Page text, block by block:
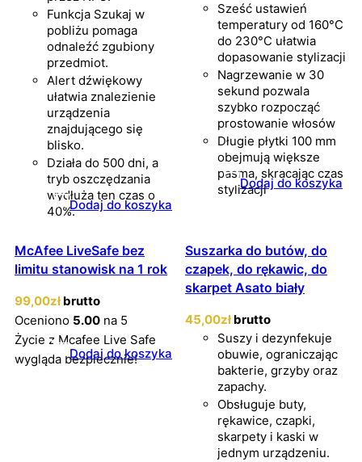
Funkcja Szukaj w
pobliżu pomaga
odnaleźć zgubiony
przedmiot.
Alert dźwiękowy
ułatwia znalezienie
urządzenia
znajdującego się
blisko.
Działa do 500 dni, a
tryb oszczędzania
wydłuża ten czas o
40%.Dodaj do koszyka
Sześć ustawień
temperatury od 160°C
do 230°C ułatwia
dopasowanie stylizacji
Nagrzewanie w 30
sekund pozwala
szybko rozpocząć
prostowanie włosów
Długie płytki 100 mm
obejmują większe
pasma, skracając czas
stylizacjiDodaj do koszyka
McAfee LiveSafe bez
limitu stanowisk na 1 rok
99,00zł brutto
Oceniono 5.00 na 5
Życie z Mcafee Live Safe
wygląda bezpiecznie!
Dodaj do koszyka
Suszarka do butów, do
czapek, do rękawic, do
skarpet Asato biały
45,00zł brutto
Suszy i dezynfekuje
obuwie, ograniczając
bakterie, grzyby oraz
zapachy.
Obsługuje buty,
rękawice, czapki,
skarpety i kaski w
jednym urządzeniu.